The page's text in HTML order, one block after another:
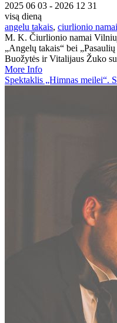
2025 06 03 - 2026 12 31
visą dieną
angelu takais, ciurlionio namai
M. K. Čiurlionio namai
„Angelų takais“ bei
Buožytės ir Vitalijaus Žuko
More Info
Spektaklis „Himnas meilei“.